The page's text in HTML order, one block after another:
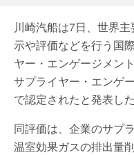
川崎汽船は7日、世界
示や評価などを行う国
ヤー・エンゲージメン
サプライヤー・エンゲ
で認定されたと発表した
同評価は、企業のサプ
温室効果ガスの排出量